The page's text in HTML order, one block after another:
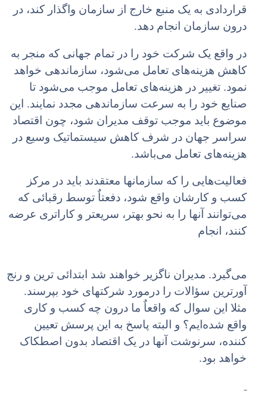
قراردادی به یک منبع خارج از سازمان واگذار کند، در
درون سازمان انجام دهد.
در واقع یک شرکت خود را در تمام جهانی که منجر به
کاهش هزینه‌های تعامل می‌شود، سازماندهی خواهد
نمود. تغییر در هزینه‌های تعامل موجب می‌شود تا
صنایع خود را به سرعت سازماندهی مجدد نمایند. این
موضوع باید موجب توقف مدیران شود، چون اقتصاد
سراسر جهان در شرف کاهش سیستماتیک وسیع در
هزینه‌های تعامل می‌باشد.
فعالیت‌هایی را که سازمانها معتقدند باید در مرکز
کسب و کارشان واقع شود، دفعتاٌ توسط رقبائی که
می‌توانند آنها را به نحو بهتر، سریعتر و کاراتری عرضه
کنند، انجام
می‌گیرد. مدیران ناگزیر خواهند شد ابتدائی ترین و رنج
آورترین سؤالات را درمورد شرکتهای خود بپرسند.
مثلا این سوال که واقعاٌ ما درون چه کسب و کاری
واقع شده‌ایم؟ و البته پاسخ به این پرسش تعیین
کننده، سرنوشت آنها در یک اقتصاد بدون اصطکاک
خواهد بود.